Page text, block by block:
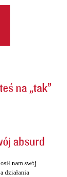
na „tak”
absurd
nam swój
działania